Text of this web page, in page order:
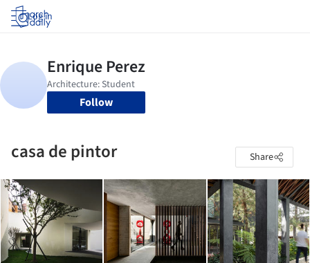
Log in
Follow
casa de pintor Share